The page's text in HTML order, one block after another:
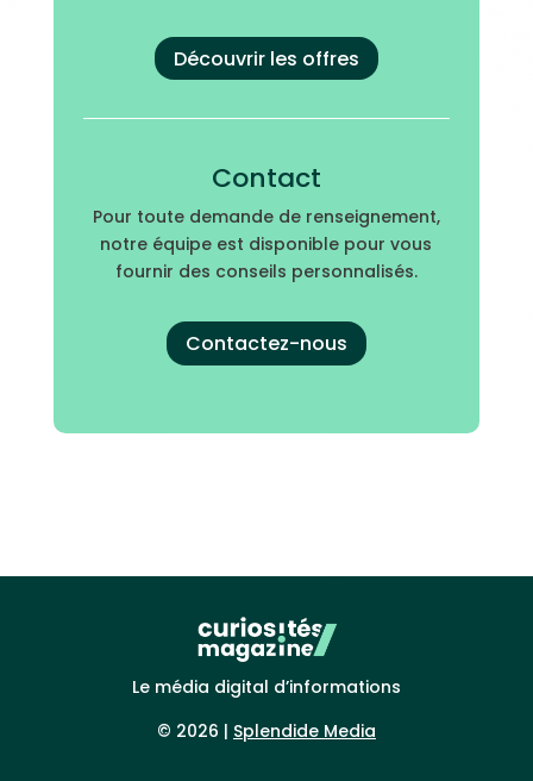
Découvrir les offres
Contact
Pour toute demande de renseignement,
notre équipe est disponible pour vous
fournir des conseils personnalisés.
Contactez-nous
Le média digital d’informations
© 2026 | Splendide Media